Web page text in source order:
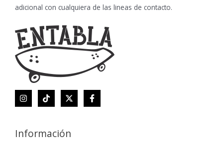
adicional con cualquiera de las lineas de contacto.
Información